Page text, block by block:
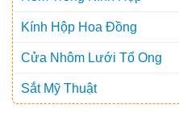
Kính Hộp Hoa Đồng
Cửa Nhôm Lưới Tổ Ong
Sắt Mỹ Thuật